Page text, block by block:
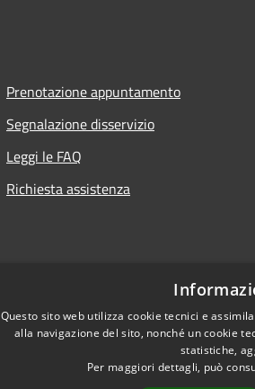
Prenotazione appuntamento
Segnalazione disservizio
Leggi le FAQ
Richiesta assistenza
Questo sito web utilizza cookie tecnici e
alla navigazione del sito, nonché un cookie
statistiche,
Per maggiori dettagli, può